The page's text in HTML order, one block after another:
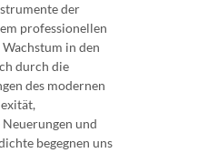
der
professionellen
in den
durch die
des modernen
und
begegnen uns